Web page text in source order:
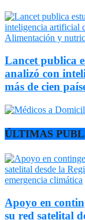
Alimentación y
Lancet publica
analizó con
más de cien
ÚLTIMAS
Apoyo en
su red satelital